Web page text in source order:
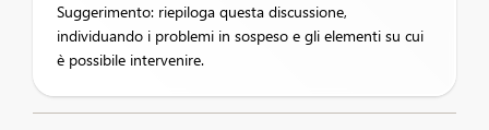
Suggerimento: riepiloga questa discussione,
individuando i problemi in sospeso e gli elementi su cui
è possibile intervenire.